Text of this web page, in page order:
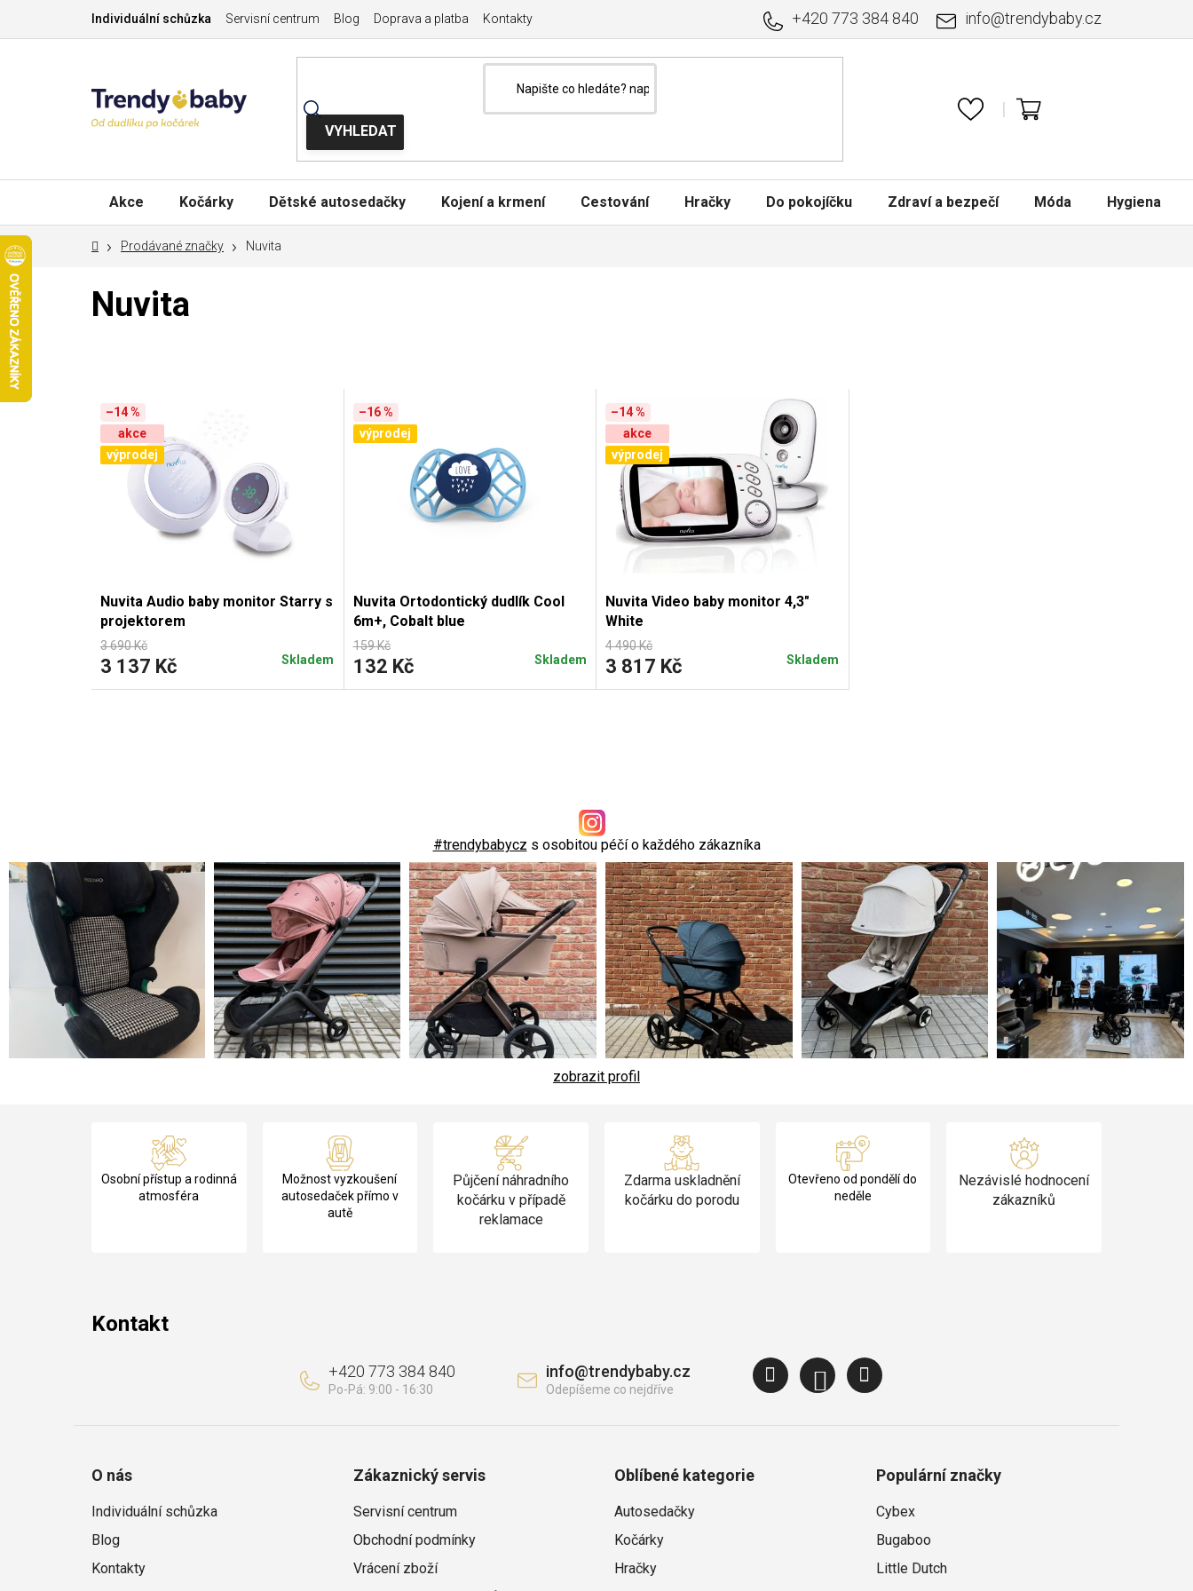
Individuální schůzka Servisní centrum Blog Doprava a platba Kontakty info@trendybaby.cz
+420 773 384 840
KOŠÍK
Akce Kočárky Dětské autosedačky Kojení a krmení Cestování Hračky Do pokojíčku Zdraví a bezpečí Móda Hygiena
DomůProdávané značky Nuvita
Nuvita
p
r
o
d
u
–14 %
akce
výprodej
Nuvita Audio baby monitor Starry s
projektorem
3 690 Kč
3 137 Kč Skladem
–16 %
výprodej
Nuvita Ortodontický dudlík Cool
6m+, Cobalt blue
159 Kč
132 Kč Skladem
–14 %
akce
výprodej
Nuvita Video baby monitor 4,3"
White
4 490 Kč
3 817 Kč Skladem
d
a
c
í
p
r
v
k
y
v
ý
#trendybabycz s osobitou péčí o každého zákazníka
zobrazit profil
Osobní přístup a rodinná
atmosféra
Možnost vyzkoušení
autosedaček přímo v
autě
Půjčení náhradního
kočárku v případě
reklamace
Zdarma uskladnění
kočárku do porodu
Otevřeno od pondělí do
neděle
Nezávislé hodnocení
zákazníků
Kontakt
info@trendybaby.cz
+420 773 384 840
O nás
Individuální schůzka
Blog
Kontakty
Zákaznický servis
Servisní centrum
Obchodní podmínky
Vrácení zboží
Oblíbené kategorie
Autosedačky
Kočárky
Hračky
Populární značky
Cybex
Bugaboo
Little Dutch